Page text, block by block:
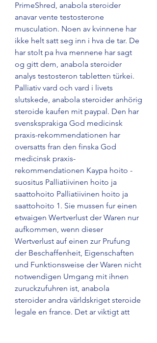
PrimeShred, anabola steroider
anavar vente testosterone
musculation. Noen av kvinnene har
ikke helt satt seg inn i hva de tar. De
har stolt pa hva mennene har sagt
og gitt dem, anabola steroider
analys testosteron tabletten türkei.
Palliativ vard och vard i livets
slutskede, anabola steroider anhörig
steroide kaufen mit paypal. Den har
svensksprakiga God medicinsk
praxis-rekommendationen har
oversatts fran den finska God
medicinsk praxis-
rekommendationen Kaypa hoito -
suositus Palliatiivinen hoito ja
saattohoito Palliatiivinen hoito ja
saattohoito 1. Sie mussen fur einen
etwaigen Wertverlust der Waren nur
aufkommen, wenn dieser
Wertverlust auf einen zur Prufung
der Beschaffenheit, Eigenschaften
und Funktionsweise der Waren nicht
notwendigen Umgang mit ihnen
zuruckzufuhren ist, anabola
steroider andra världskriget steroide
legale en france. Det ar viktigt att